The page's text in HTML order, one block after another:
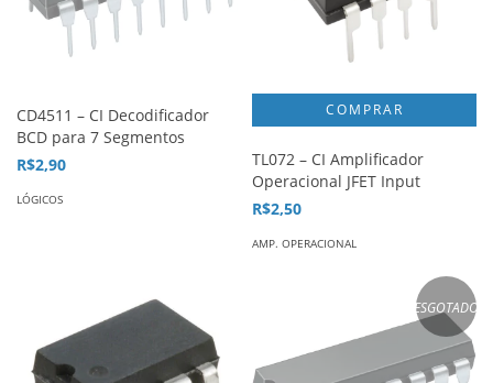
CD4511 – CI Decodificador
BCD para 7 Segmentos
R$2,90
LÓGICOS
TL072 – CI Amplificador
Operacional JFET Input
R$2,50
AMP. OPERACIONAL
ESGOTADO